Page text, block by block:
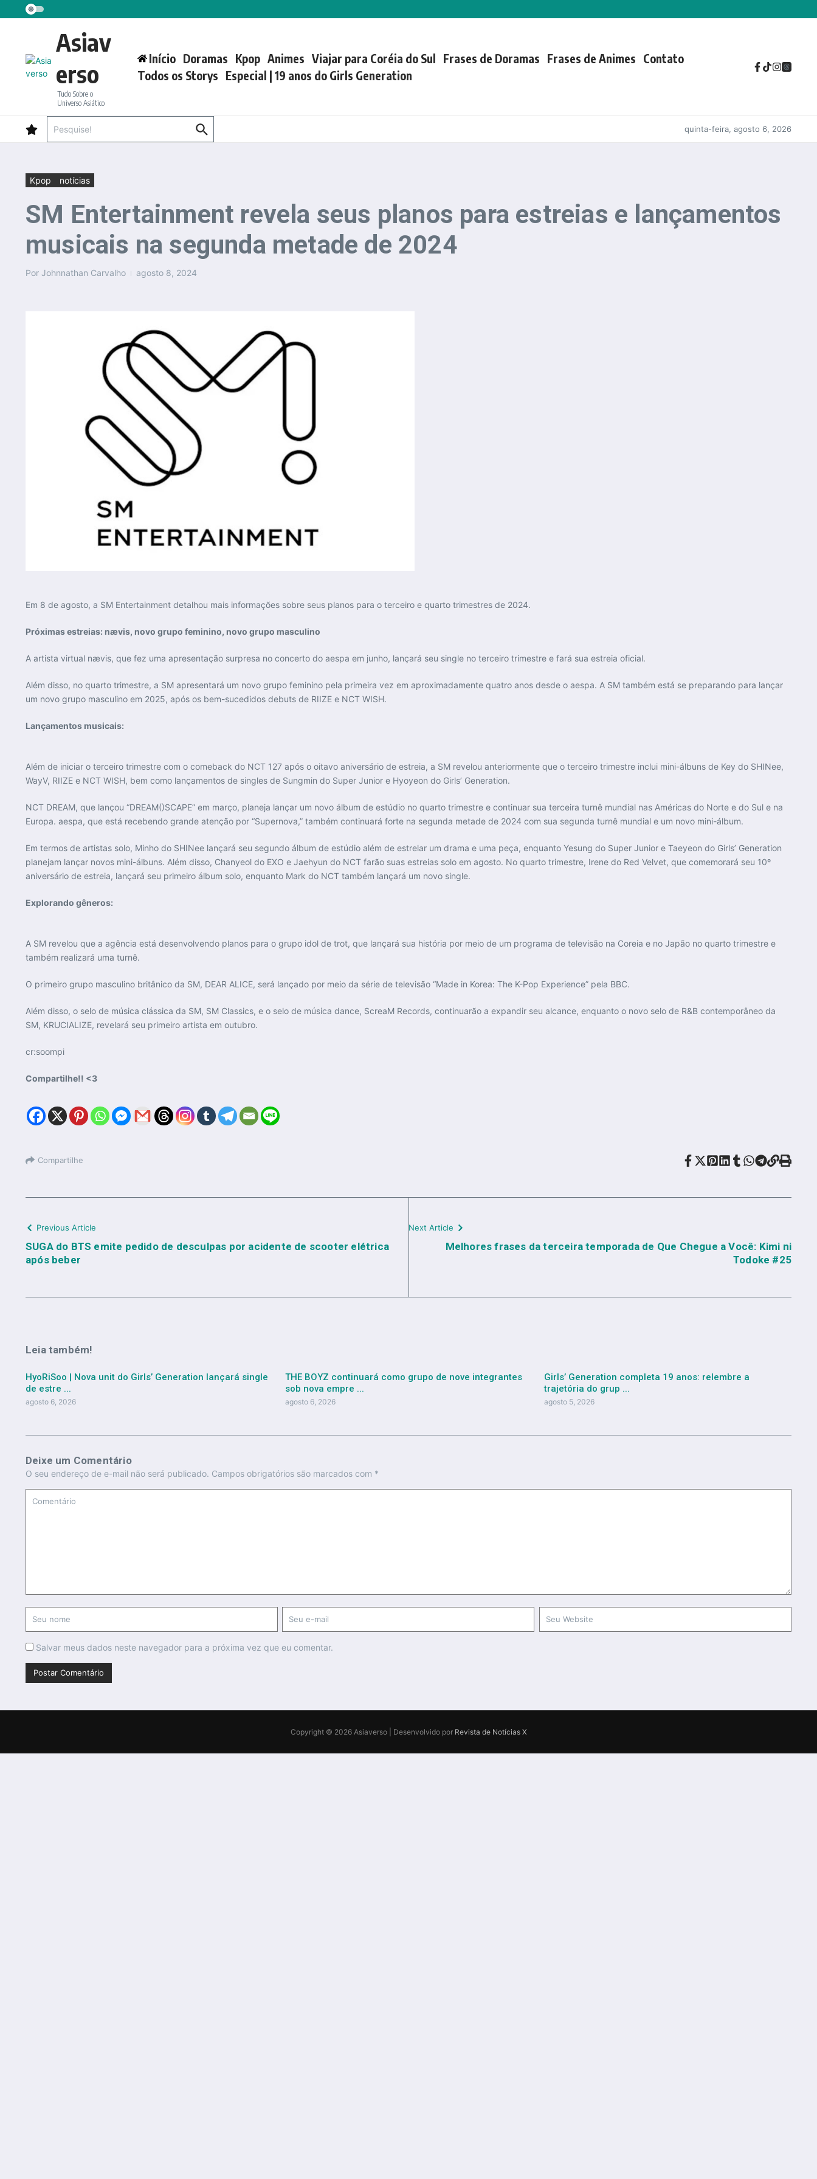
Ir para o conteúdo
Asiav
erso
Tudo Sobre o
Universo Asiático
Início Doramas Kpop Animes Viajar para Coréia do Sul Frases de Doramas Frases de Animes Contato
Todos os Storys Especial | 19 anos do Girls Generation
quinta-feira, agosto 6, 2026
Kpop notícias
SM Entertainment revela seus planos para estreias e lançamentos
musicais na segunda metade de 2024
Por Johnnathan Carvalho agosto 8, 2024
Em 8 de agosto, a SM Entertainment detalhou mais informações sobre seus planos para o terceiro e quarto trimestres de 2024.
Próximas estreias: nævis, novo grupo feminino, novo grupo masculino
A artista virtual nævis, que fez uma apresentação surpresa no concerto do aespa em junho, lançará seu single no terceiro trimestre e fará sua estreia oficial.
Além disso, no quarto trimestre, a SM apresentará um novo grupo feminino pela primeira vez em aproximadamente quatro anos desde o aespa. A SM também está se preparando para lançar
um novo grupo masculino em 2025, após os bem-sucedidos debuts de RIIZE e NCT WISH.
Lançamentos musicais:
Além de iniciar o terceiro trimestre com o comeback do NCT 127 após o oitavo aniversário de estreia, a SM revelou anteriormente que o terceiro trimestre inclui mini-álbuns de Key do SHINee,
WayV, RIIZE e NCT WISH, bem como lançamentos de singles de Sungmin do Super Junior e Hyoyeon do Girls’ Generation.
NCT DREAM, que lançou “DREAM()SCAPE” em março, planeja lançar um novo álbum de estúdio no quarto trimestre e continuar sua terceira turnê mundial nas Américas do Norte e do Sul e na
Europa. aespa, que está recebendo grande atenção por “Supernova,” também continuará forte na segunda metade de 2024 com sua segunda turnê mundial e um novo mini-álbum.
Em termos de artistas solo, Minho do SHINee lançará seu segundo álbum de estúdio além de estrelar um drama e uma peça, enquanto Yesung do Super Junior e Taeyeon do Girls’ Generation
planejam lançar novos mini-álbuns. Além disso, Chanyeol do EXO e Jaehyun do NCT farão suas estreias solo em agosto. No quarto trimestre, Irene do Red Velvet, que comemorará seu 10º
aniversário de estreia, lançará seu primeiro álbum solo, enquanto Mark do NCT também lançará um novo single.
Explorando gêneros:
A SM revelou que a agência está desenvolvendo planos para o grupo idol de trot, que lançará sua história por meio de um programa de televisão na Coreia e no Japão no quarto trimestre e
também realizará uma turnê.
O primeiro grupo masculino britânico da SM, DEAR ALICE, será lançado por meio da série de televisão “Made in Korea: The K-Pop Experience” pela BBC.
Além disso, o selo de música clássica da SM, SM Classics, e o selo de música dance, ScreaM Records, continuarão a expandir seu alcance, enquanto o novo selo de R&B contemporâneo da
SM, KRUCIALIZE, revelará seu primeiro artista em outubro.
cr:soompi
Compartilhe!! <3
Compartilhe
Previous Article
SUGA do BTS emite pedido de desculpas por acidente de scooter elétrica
após beber
Next Article
Melhores frases da terceira temporada de Que Chegue a Você: Kimi ni
Todoke #25
Leia também!
HyoRiSoo | Nova unit do Girls’ Generation lançará single
de estre ...
agosto 6, 2026
THE BOYZ continuará como grupo de nove integrantes
sob nova empre ...
agosto 6, 2026
Girls’ Generation completa 19 anos: relembre a
trajetória do grup ...
agosto 5, 2026
Deixe um Comentário
O seu endereço de e-mail não será publicado. Campos obrigatórios são marcados com *
Salvar meus dados neste navegador para a próxima vez que eu comentar.
Copyright © 2026 Asiaverso | Desenvolvido por Revista de Notícias X